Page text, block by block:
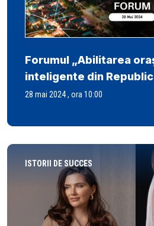
Forumul „Abilitarea
inteligente din
28 mai 2024 , ora 10:00
ISTORII DE SUCCES